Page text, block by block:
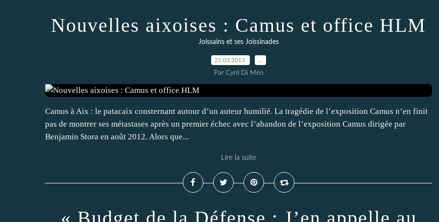
Nouvelles aixoises : Camus et office HLM
Joissains et ses Joissinades
21.03.2013
Par Cyril Di Méo
Camus à Aix : le patacaix consternant autour d’un auteur humilié. La tragédie de l’exposition Camus n’en finit
pas de montrer ses métastases après un premier échec avec l’abandon de l’exposition Camus dirigée par
Benjamin Stora en août 2012. Alors que...
Lire la suite